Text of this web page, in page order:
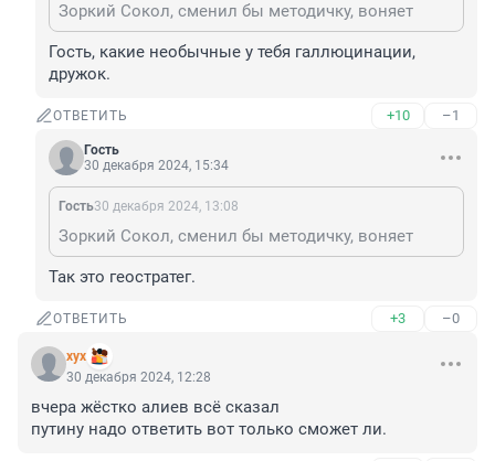
Зоркий Сокол, сменил бы методичку, воняет
Гость, какие необычные у тебя галлюцинации,
дружок.
ОТВЕТИТЬ +10 –1
Гость
30 декабря 2024, 15:34
Гость30 декабря 2024, 13:08
Зоркий Сокол, сменил бы методичку, воняет
Так это геостратег.
ОТВЕТИТЬ +3 –0
хух
30 декабря 2024, 12:28
вчера жёстко алиев всё сказал
путину надо ответить вот только сможет ли.